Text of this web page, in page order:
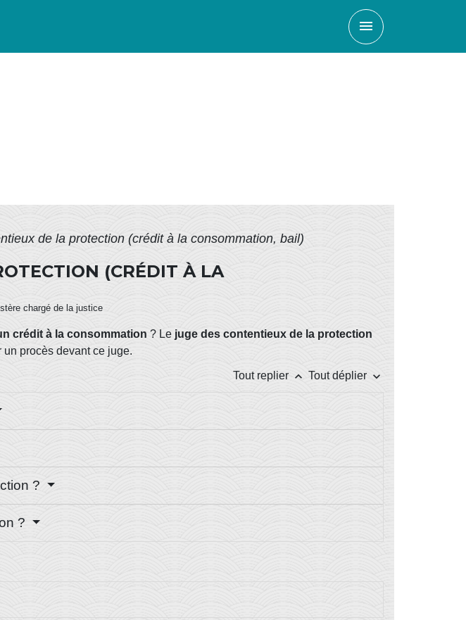
menu
de la protection (crédit à la consommation, bail)
(CRÉDIT À LA
chargé de la justice
crédit à la consommation ? Le juge des contentieux de la protection
procès devant ce juge.
Tout replier keyboard_arrow_up Tout déplier keyboard_arrow_down
?
?